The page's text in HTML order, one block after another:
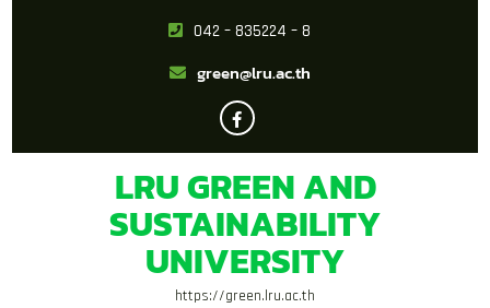
042 – 835224 – 8
green@lru.ac.th
LRU GREEN AND
SUSTAINABILITY
UNIVERSITY
https://green.lru.ac.th